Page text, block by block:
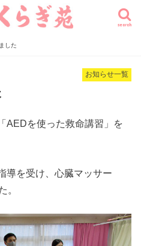
search
した
お知らせ一覧
AEDを使った救命講習」を
導を受け、心臓マッサー
。